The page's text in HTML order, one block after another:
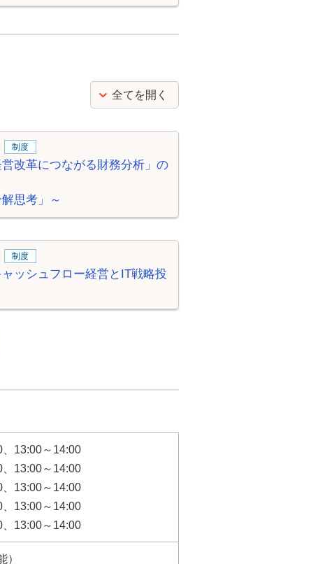
全てを開く
制度
改革につながる財務分析」の
思考」～
制度
ッシュフロー経営とIT戦略投
13:00～14:00
13:00～14:00
13:00～14:00
13:00～14:00
13:00～14:00
）